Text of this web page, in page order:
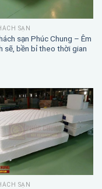
SẠN
sạn Phúc Chung – Êm
sẽ, bền bỉ theo thời gian
SẠN